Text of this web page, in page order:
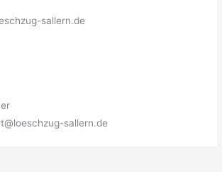
sallern.de
sallern.de